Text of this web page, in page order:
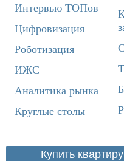
Интервью ТОПов
Цифровизация
Роботизация
ИЖС
Аналитика рынка
Круглые столы
Купить